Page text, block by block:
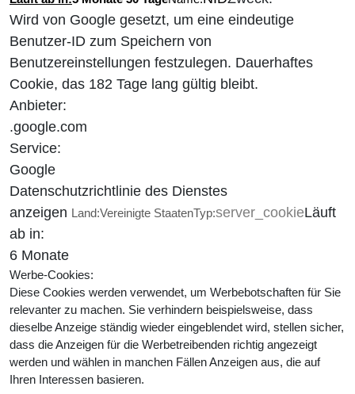
Wird von Google gesetzt, um eine eindeutige
Benutzer-ID zum Speichern von
Benutzereinstellungen festzulegen. Dauerhaftes
Cookie, das 182 Tage lang gültig bleibt.
Anbieter:
.google.com
Service:
Google
Datenschutzrichtlinie des Dienstes
anzeigen Land:Vereinigte StaatenTyp:server_cookieLäuft
ab in:
6 Monate
Werbe-Cookies:
Diese Cookies werden verwendet, um Werbebotschaften für Sie
relevanter zu machen. Sie verhindern beispielsweise, dass
dieselbe Anzeige ständig wieder eingeblendet wird, stellen sicher,
dass die Anzeigen für die Werbetreibenden richtig angezeigt
werden und wählen in manchen Fällen Anzeigen aus, die auf
Ihren Interessen basieren.